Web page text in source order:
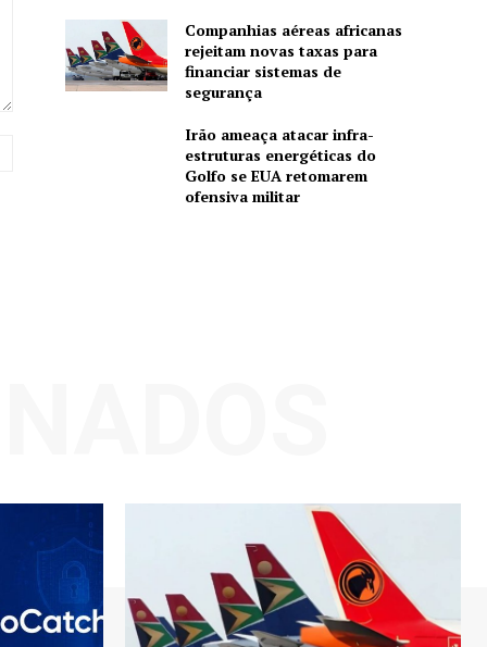
Companhias aéreas africanas
rejeitam novas taxas para
financiar sistemas de
segurança
Irão ameaça atacar infra-
estruturas energéticas do
Golfo se EUA retomarem
ofensiva militar